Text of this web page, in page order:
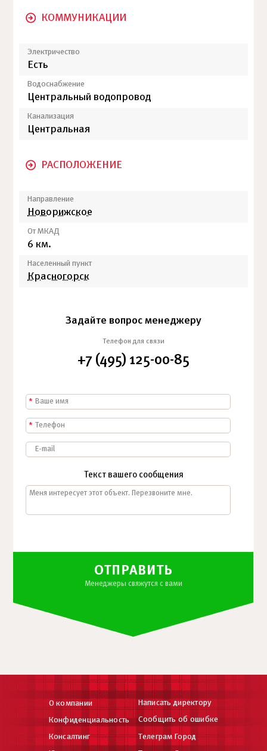
КОММУНИКАЦИИ
Электричество
Есть
Водоснабжение
Центральный водопровод
Канализация
Центральная
РАСПОЛОЖЕНИЕ
Направление
Новорижское
От МКАД
6 км.
Населенный пункт
Красногорск
Задайте вопрос менеджеру
Телефон для связи
+7 (495) 125-00-85
*
*
Текст вашего сообщения
ОТПРАВИТЬ
Менеджеры свяжутся с вами
О компании
Конфиденциальность
Консалтинг
Написать директору
Сообщить об ошибке
Телеграм Город